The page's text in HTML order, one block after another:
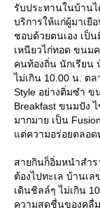
รับประทานในบ้านไ
บริการให้แก่ผู้มาเยื
ชอบด้วยตนเอง เป็
เหนียวไก่ทอด ขนม
คนท้องถิ่น นักเรีย
ไม่เกิน 10.00 น. ต
Style อย่างติ่มซำ ข
Breakfast ขนมปัง
มากมาย เป็น
ต่ความอร่อยตลอด
สายกินก็อิ่มหนำสำ
ต้องไปทะเล บ้านเ
เดินชิลล์ๆ ไม่เกิน
ความสดชื่นของคลื่